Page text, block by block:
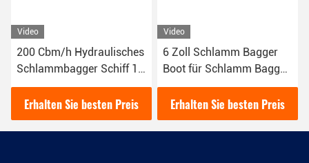
Video
200 Cbm/h Hydraulisches
Schlammbagger Schiff 16
kW Rotfarbe für das
Flussbaggen verwendet
Erhalten Sie besten Preis
Video
6 Zoll Schlamm Bagger
Boot für Schlamm Bagger
im Fluss 16kw Diesel
Hydraulische Bagger
Erhalten Sie besten Preis